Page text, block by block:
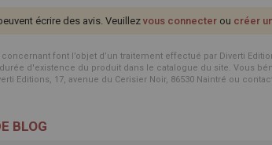
écrire des avis. Veuillez vous connecter ou créer
font l’objet d’un traitement effectué par Diverti
d'existence du produit dans le catalogue du site. Vous
Editions, 17, avenue du Cerisier Noir, 86530 Naintré ou
BLOG